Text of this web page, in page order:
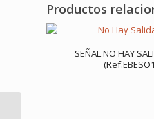
Productos
SEÑAL NO HAY